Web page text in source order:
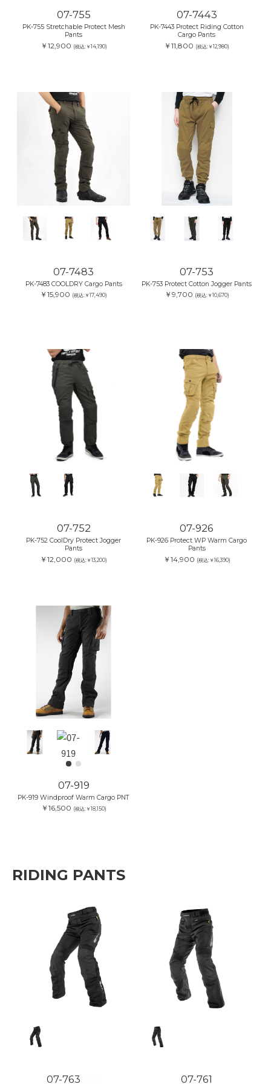
07-755
PK-755 Stretchable Protect Mesh
Pants
￥12,900 (税込:￥14,190)
07-7443
PK-7443 Protect Riding Cotton
Cargo Pants
￥11,800 (税込:￥12,980)
07-7483
PK-7483 COOLDRY Cargo Pants
￥15,900 (税込:￥17,490)
07-753
PK-753 Protect Cotton Jogger Pants
￥9,700 (税込:￥10,670)
07-752
PK-752 CoolDry Protect Jogger
Pants
￥12,000 (税込:￥13,200)
07-926
PK-926 Protect WP Warm Cargo
Pants
￥14,900 (税込:￥16,390)
07-919
PK-919 Windproof Warm Cargo PNT
￥16,500 (税込:￥18,150)
RIDING PANTS
07-763 07-761